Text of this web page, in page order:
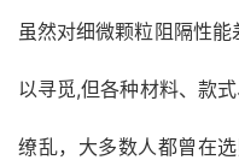
虽然对细微颗粒阻隔性
以寻觅,但各种材料、款
缭乱，大多数人都曾在